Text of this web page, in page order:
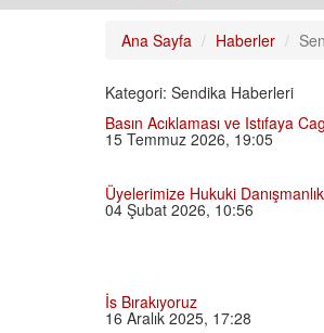
Ana Sayfa Haberler
Kategori: Sendika Haberleri
Basın Acıklaması ve Istıfaya
15 Temmuz 2026, 19:05
Üyelerimize Hukuki Danışmanlık
04 Şubat 2026, 10:56
İs Bırakıyoruz
16 Aralık 2025, 17:28